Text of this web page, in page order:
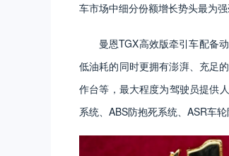
车市场中细分份额增长势头最为强
曼恩TGX高效版牵引车配备
低油耗的同时更拥有澎湃、充足
作台等，最大程度为驾驶员提供
系统、ABS防抱死系统、ASR车